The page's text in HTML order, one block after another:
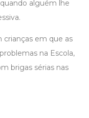
alguém lhe
crianças em que as
na Escola,
brigas sérias nas